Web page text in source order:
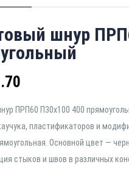
шнур
ПРП60 П30х100 400
пластификаторов и
Основной цвет —
стыков и швов в различных